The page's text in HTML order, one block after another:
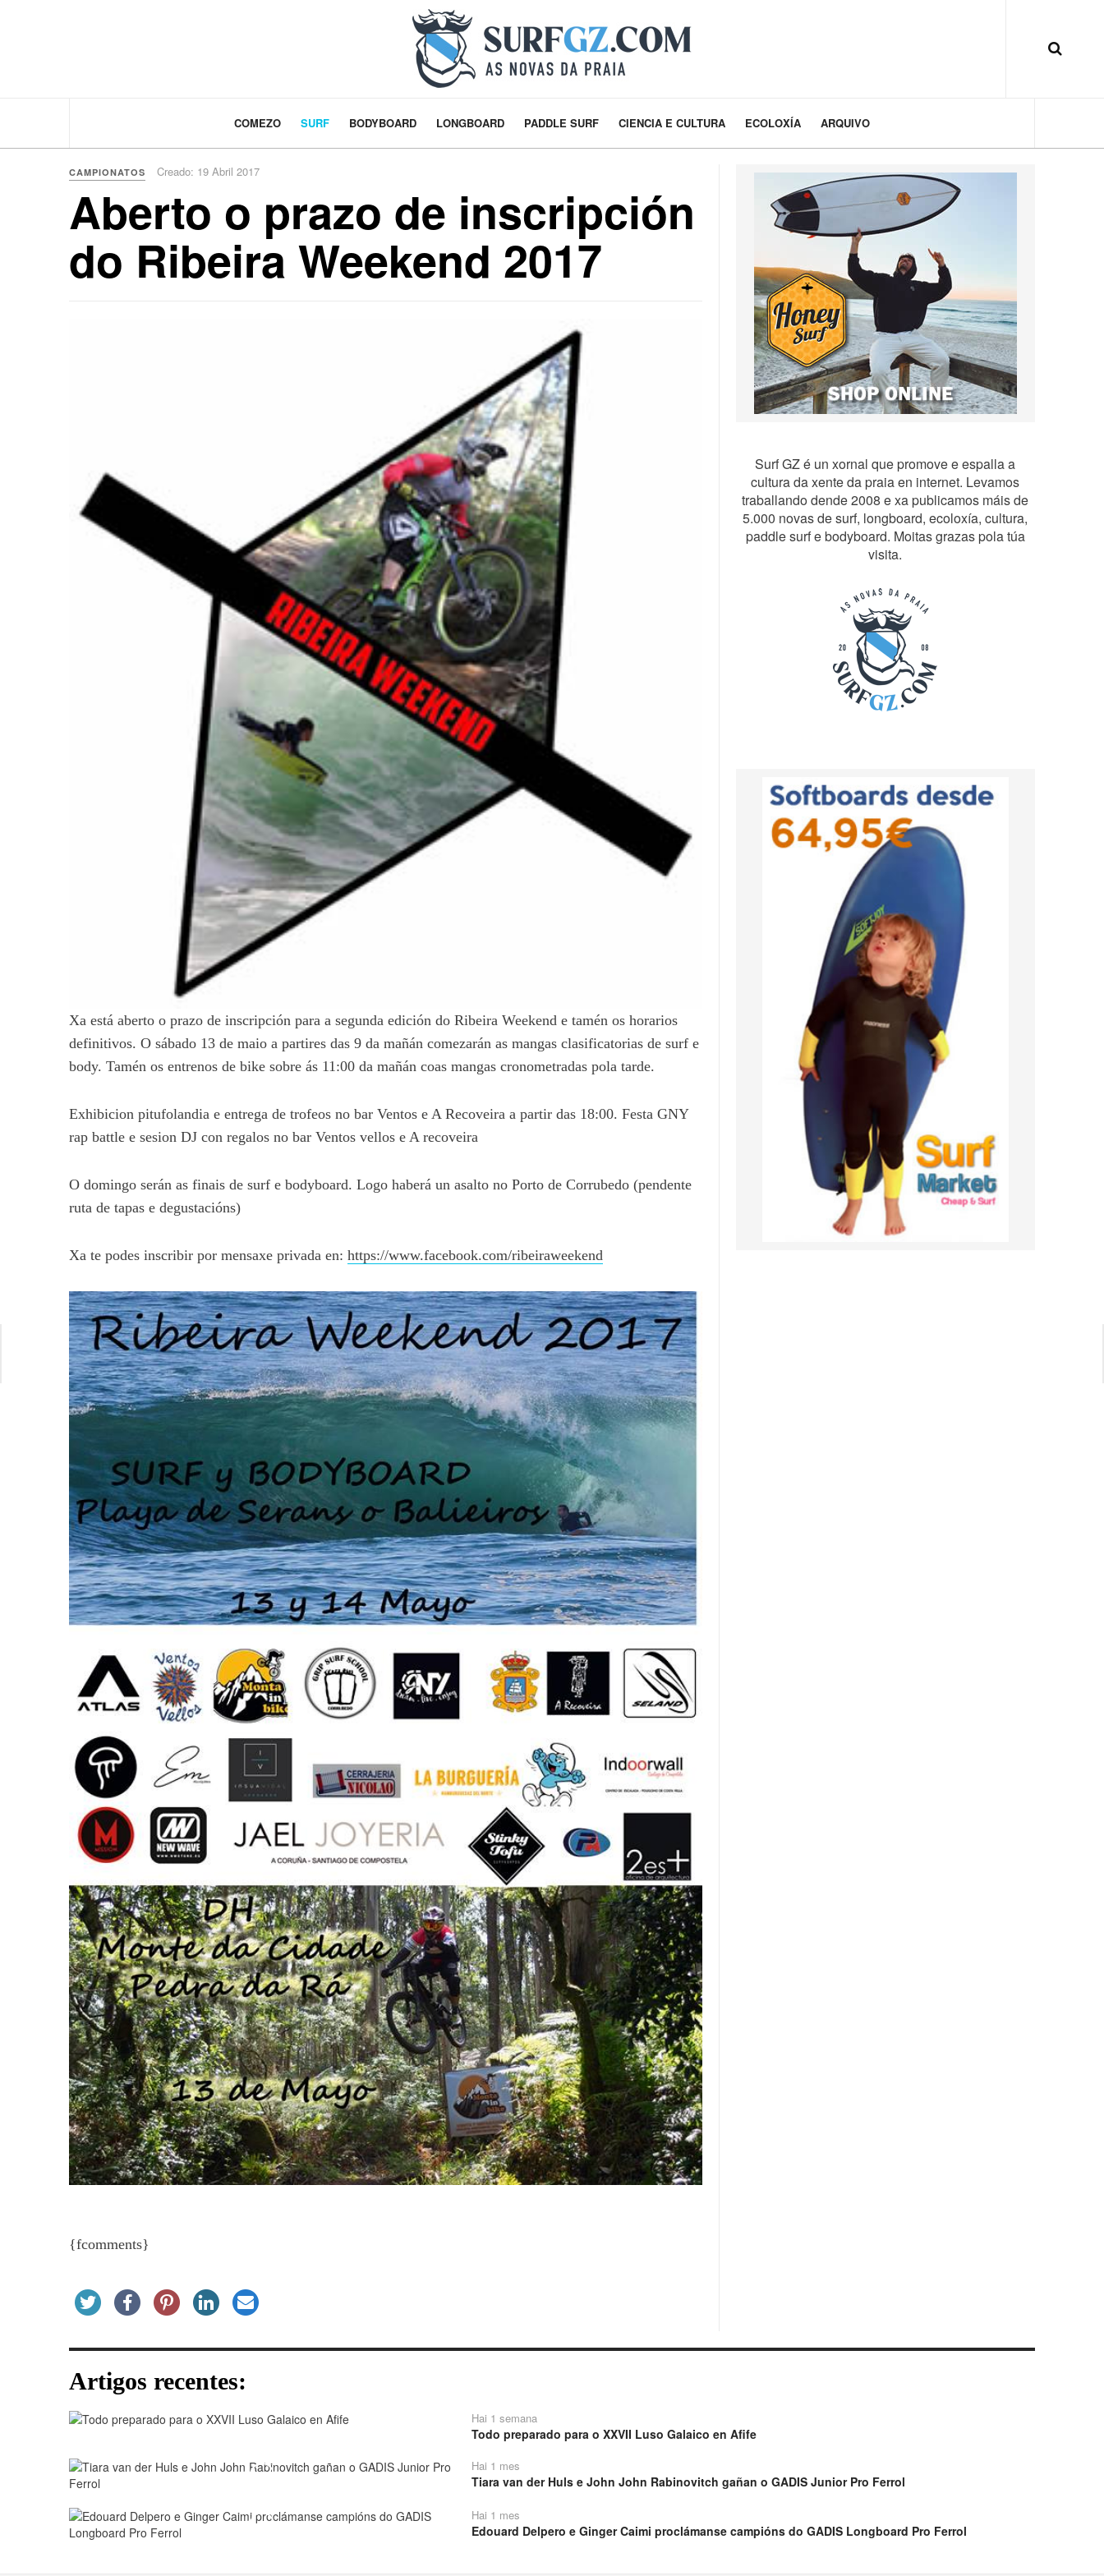
COMEZO SURF BODYBOARD LONGBOARD PADDLE SURF CIENCIA E CULTURA ECOLOXÍA ARQUIVO
CAMPIONATOS Creado: 19 Abril 2017
Aberto o prazo de inscripción
do Ribeira Weekend 2017
Xa está aberto o prazo de inscripción para a segunda edición do Ribeira Weekend e tamén os horarios
definitivos. O sábado 13 de maio a partires das 9 da mañán comezarán as mangas clasificatorias de surf e
body. Tamén os entrenos de bike sobre ás 11:00 da mañán coas mangas cronometradas pola tarde.
Exhibicion pitufolandia e entrega de trofeos no bar Ventos e A Recoveira a partir das 18:00. Festa GNY
rap battle e sesion DJ con regalos no bar Ventos vellos e A recoveira
O domingo serán as finais de surf e bodyboard. Logo haberá un asalto no Porto de Corrubedo (pendente
ruta de tapas e degustacións)
Xa te podes inscribir por mensaxe privada en: https://www.facebook.com/ribeiraweekend
{fcomments}
Surf GZ é un xornal que promove e espalla a
cultura da xente da praia en internet. Levamos
traballando dende 2008 e xa publicamos máis de
5.000 novas de surf, longboard, ecoloxía, cultura,
paddle surf e bodyboard. Moitas grazas pola túa
visita.
Artigos recentes:
Hai 1 semana
Todo preparado para o XXVII Luso Galaico en Afife
Hai 1 mes
Tiara van der Huls e John John Rabinovitch gañan o GADIS Junior Pro Ferrol
Hai 1 mes
Edouard Delpero e Ginger Caimi proclámanse campións do GADIS Longboard Pro Ferrol